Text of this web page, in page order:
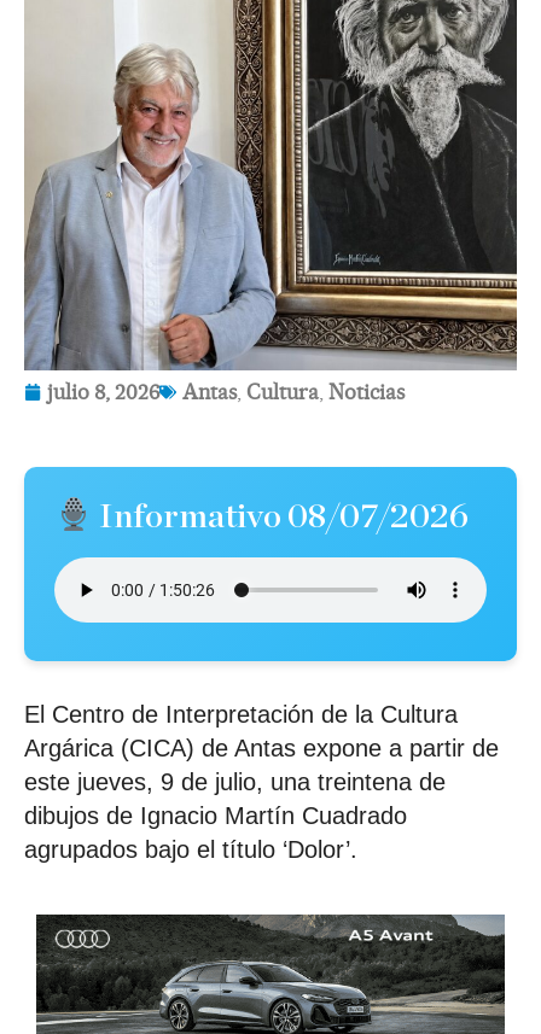
julio 8, 2026 Antas, Cultura, Noticias
Informativo 08/07/2026
El Centro de Interpretación de la Cultura
Argárica (CICA) de Antas expone a partir de
este jueves, 9 de julio, una treintena de
dibujos de Ignacio Martín Cuadrado
agrupados bajo el título ‘Dolor’.